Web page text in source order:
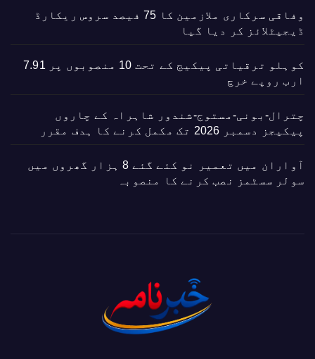
وفاقی سرکاری ملازمین کا 75 فیصد سروس ریکارڈ
ڈیجیٹلائز کر دیا گیا
کوہلو ترقیاتی پیکیج کے تحت 10 منصوبوں پر 7.91
ارب روپے خرچ
چترال-بونی-مستوج-شندور شاہراہ کے چاروں
پیکیجز دسمبر 2026 تک مکمل کرنے کا ہدف مقرر
آواران میں تعمیر نو کئے گئے 8 ہزار گھروں میں
سولر سسٹمز نصب کرنے کا منصوبہ